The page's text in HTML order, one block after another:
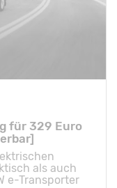
für 329 Euro
als auch
e-Transporter